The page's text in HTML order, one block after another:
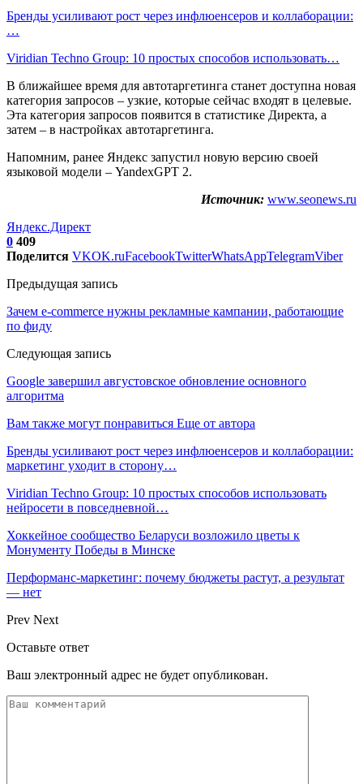
Бренды усиливают рост через инфлюенсеров и коллаборации:
…
Viridian Techno Group: 10 простых способов использовать…
В ближайшее время для автотаргетинга станет доступна новая
категория запросов – узкие, которые сейчас входят в целевые.
Эта категория запросов появится в статистике Директа, а
затем – в настройках автотаргетинга.
Напомним, ранее Яндекс запустил новую версию своей
языковой модели – YandexGPT 2.
Источник: www.seonews.ru
Яндекс.Директ
0 409
Поделится VKOK.ruFacebookTwitterWhatsAppTelegramViber
Предыдущая запись
Зачем e-commerce нужны рекламные кампании, работающие
по фиду
Следующая запись
Google завершил августовское обновление основного
алгоритма
Вам также могут понравиться Еще от автора
Бренды усиливают рост через инфлюенсеров и коллаборации:
маркетинг уходит в сторону…
Viridian Techno Group: 10 простых способов использовать
нейросети в повседневной…
Хоккейное сообщество Беларуси возложило цветы к
Монументу Победы в Минске
Перформанс-маркетинг: почему бюджеты растут, а результат
— нет
Prev Next
Оставьте ответ
Ваш электронный адрес не будет опубликован.